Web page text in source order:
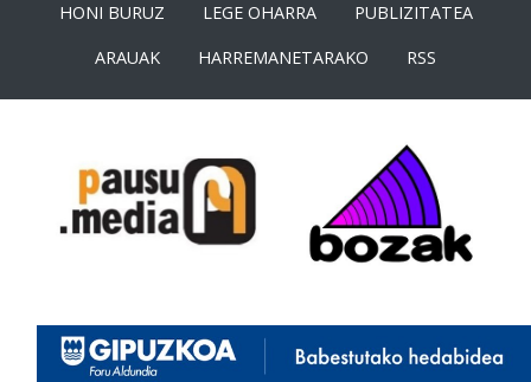
HONI BURUZ LEGE OHARRA
PUBLIZITATEA
ARAUAK
HARREMANETARAKO RSS